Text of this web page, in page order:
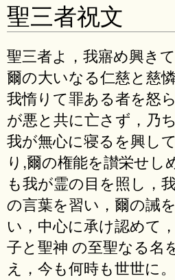
聖三者祝文
聖三者よ，我寤め興き
爾の大いなる仁慈と慈
我惰りて罪ある者を怒
が悪と共に亡さず，乃
我が無心に寝るを興し
り,爾の権能を讃栄せし
も我が霊の目を照し，
の言葉を習い，爾の誡
い，中心に承け認めて
子と聖神 の至聖なる名
え，今も何時も世世に